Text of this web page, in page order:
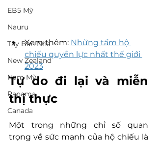
EB5 Mỹ
Nauru
Tây Ban Nha
New Zealand
Nam Mỹ
Panama
Canada
Xem thêm: Những tấm hộ
chiếu quyền lực nhất thế giới
2023
Tự do đi lại và miễn
thị thực
Một trong những chỉ số quan
trọng về sức mạnh của hộ chiếu là